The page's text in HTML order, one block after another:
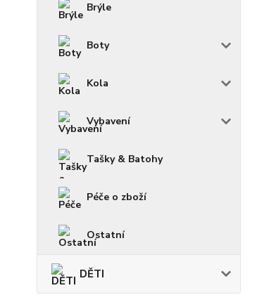
Brýle
Boty
Kola
Vybavení
Tašky & Batohy
Péče o zboží
Ostatní
DĚTI